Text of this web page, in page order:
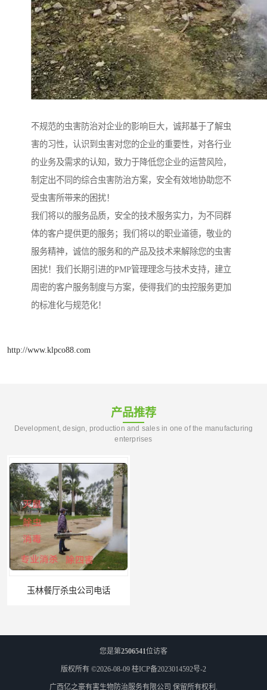
不规范的虫害防治对企业的影响巨大，诚邦基于了解虫
害的习性，认识到虫害对您的企业的重要性，对各行业
的业务及需求的认知，致力于降低您企业的运营风险，
制定出不同的综合虫害防治方案，安全有效地协助您不
受虫害所带来的困扰！
我们将以的服务品质，安全的技术服务实力，为不同群
体的客户提供更的服务；我们将以的职业道德，敬业的
服务精神，诚信的服务和的产品及技术来解除您的虫害
困扰！我们长期引进的PMP管理理念与技术支持，建立
周密的客户服务制度与方案，使得我们的虫控服务更加
的标准化与规范化！
http://www.klpco88.com
产品推荐
Development, design, production and sales in one of the manufacturing
enterprises
玉林餐厅杀虫公司电话
您是第2506541位访客
版权所有 ©2026-08-09 桂ICP备2023014592号-2
广西亿之豪有害生物防治服务有限公司 保留所有权利.